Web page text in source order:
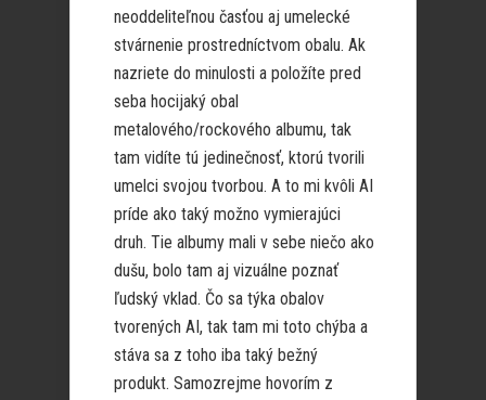
neoddeliteľnou časťou aj umelecké
stvárnenie prostredníctvom obalu. Ak
nazriete do minulosti a položíte pred
seba hocijaký obal
metalového/rockového albumu, tak
tam vidíte tú jedinečnosť, ktorú tvorili
umelci svojou tvorbou. A to mi kvôli AI
príde ako taký možno vymierajúci
druh. Tie albumy mali v sebe niečo ako
dušu, bolo tam aj vizuálne poznať
ľudský vklad. Čo sa týka obalov
tvorených AI, tak tam mi toto chýba a
stáva sa z toho iba taký bežný
produkt. Samozrejme hovorím z